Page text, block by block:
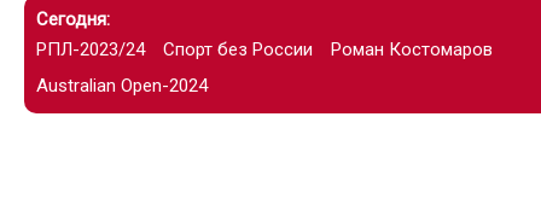
Сегодня:
РПЛ-2023/24
Спорт без России
Роман Костомаров
Australian Open-2024